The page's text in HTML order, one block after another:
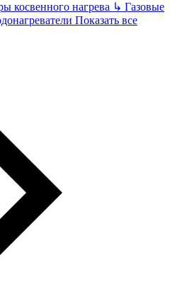
косвенного нагрева ↳ Газовые
Показать все